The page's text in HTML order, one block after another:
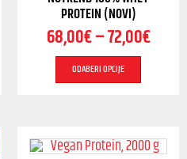
PROTEIN (NOVI)
68,00€–72,00€
ODABERI OPCIJE